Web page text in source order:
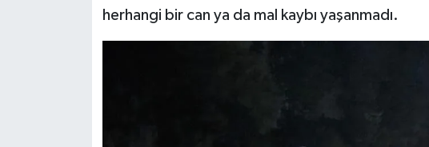
herhangi bir can ya da mal kaybı yaşanmadı.